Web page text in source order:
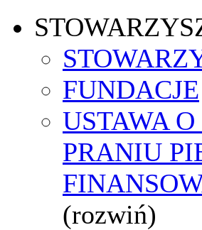
FUNDACJE
USTAWA
PRANIU
(rozwiń)